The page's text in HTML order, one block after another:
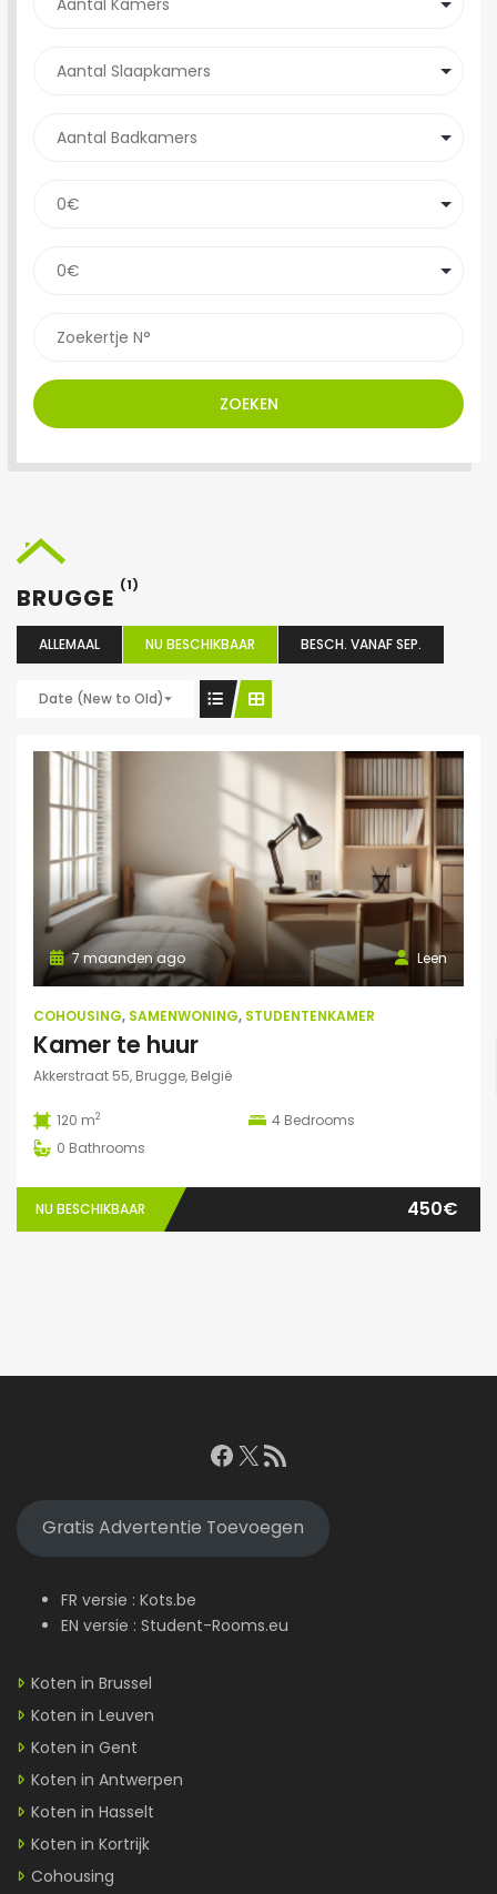
ZOEKEN
BRUGGE (1)
ALLEMAAL NU BESCHIKBAAR BESCH. VANAF SEP.
Date (New to Old)
Leen
7 maanden ago
COHOUSING, SAMENWONING, STUDENTENKAMER
Kamer te huur
Akkerstraat 55, Brugge, België
120 m2 4 Bedrooms
0 Bathrooms
NU BESCHIKBAAR 450€
Facebook
X RSS feed
Gratis Advertentie Toevoegen
FR versie : Kots.be
EN versie : Student-Rooms.eu
Koten in Brussel
Koten in Leuven
Koten in Gent
Koten in Antwerpen
Koten in Hasselt
Koten in Kortrijk
Cohousing